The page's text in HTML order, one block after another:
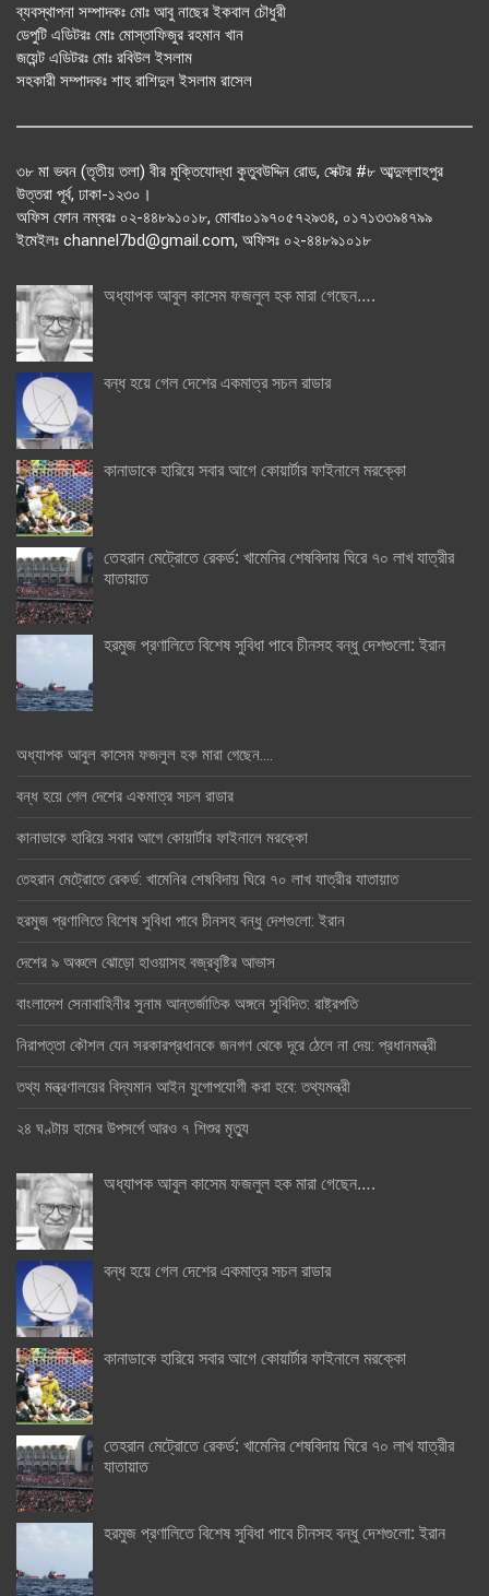
ব্যবস্থাপনা সম্পাদকঃ মোঃ আবু নাছের ইকবাল চৌধুরী
ডেপুটি এডিটরঃ মোঃ মোস্তাফিজুর রহমান খান
জয়েন্ট এডিটরঃ মোঃ রবিউল ইসলাম
সহকারী সম্পাদকঃ শাহ রাশিদুল ইসলাম রাসেল
৩৮ মা ভবন (তৃতীয় তলা) বীর মুক্তিযোদ্ধা কুতুবউদ্দিন রোড, সেক্টর #৮ আব্দুল্লাহপুর
উত্তরা পূর্ব, ঢাকা-১২৩০।
অফিস ফোন নম্বরঃ ০২-৪৪৮৯১০১৮, মোবাঃ০১৯৭০৫৭২৯৩৪, ০১৭১৩৩৯৪৭৯৯
ইমেইলঃ channel7bd@gmail.com, অফিসঃ ০২-৪৪৮৯১০১৮
অধ্যাপক আবুল কাসেম ফজলুল হক মারা গেছেন….
বন্ধ হয়ে গেল দেশের একমাত্র সচল রাডার
কানাডাকে হারিয়ে সবার আগে কোয়ার্টার ফাইনালে মরক্কো
তেহরান মেট্রোতে রেকর্ড: খামেনির শেষবিদায় ঘিরে ৭০ লাখ যাত্রীর
যাতায়াত
হরমুজ প্রণালিতে বিশেষ সুবিধা পাবে চীনসহ বন্ধু দেশগুলো: ইরান
অধ্যাপক আবুল কাসেম ফজলুল হক মারা গেছেন….
বন্ধ হয়ে গেল দেশের একমাত্র সচল রাডার
কানাডাকে হারিয়ে সবার আগে কোয়ার্টার ফাইনালে মরক্কো
তেহরান মেট্রোতে রেকর্ড: খামেনির শেষবিদায় ঘিরে ৭০ লাখ যাত্রীর যাতায়াত
হরমুজ প্রণালিতে বিশেষ সুবিধা পাবে চীনসহ বন্ধু দেশগুলো: ইরান
দেশের ৯ অঞ্চলে ঝোড়ো হাওয়াসহ বজ্রবৃষ্টির আভাস
বাংলাদেশ সেনাবাহিনীর সুনাম আন্তর্জাতিক অঙ্গনে সুবিদিত: রাষ্ট্রপতি
নিরাপত্তা কৌশল যেন সরকারপ্রধানকে জনগণ থেকে দূরে ঠেলে না দেয়: প্রধানমন্ত্রী
তথ্য মন্ত্রণালয়ের বিদ্যমান আইন যুগোপযোগী করা হবে: তথ্যমন্ত্রী
২৪ ঘণ্টায় হামের উপসর্গে আরও ৭ শিশুর মৃত্যু
অধ্যাপক আবুল কাসেম ফজলুল হক মারা গেছেন….
বন্ধ হয়ে গেল দেশের একমাত্র সচল রাডার
কানাডাকে হারিয়ে সবার আগে কোয়ার্টার ফাইনালে মরক্কো
তেহরান মেট্রোতে রেকর্ড: খামেনির শেষবিদায় ঘিরে ৭০ লাখ যাত্রীর
যাতায়াত
হরমুজ প্রণালিতে বিশেষ সুবিধা পাবে চীনসহ বন্ধু দেশগুলো: ইরান